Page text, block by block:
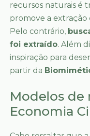
recursos naturais é
promove a extração
Pelo contrário,
foi extraído. Além
inspiração para
partir da
Modelos de
Economia